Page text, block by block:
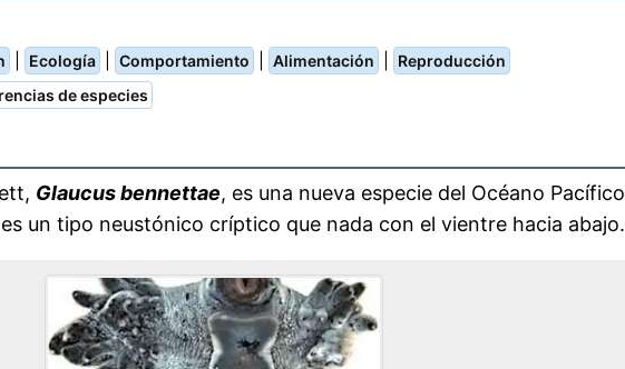
Ecología Comportamiento Alimentación Reproducción
de especies
Glaucus bennettae, es una nueva especie del Océano Pacífico
un tipo neustónico críptico que nada con el vientre hacia abajo.